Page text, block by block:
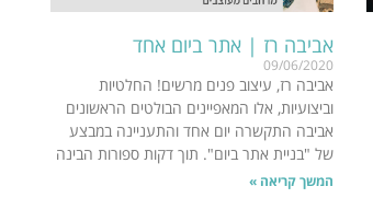
אביבה רז | אתר ביום אחד
09/06/2020
אביבה רז, עיצוב פנים מרשים! החלטיות
וביצועיות, אלו המאפיינים הבולטים הראשונים
אביבה התקשרה יום אחד והתעניינה במבצע
של "בניית אתר ביום". תוך דקות ספורות הבינה
המשך קריאה »